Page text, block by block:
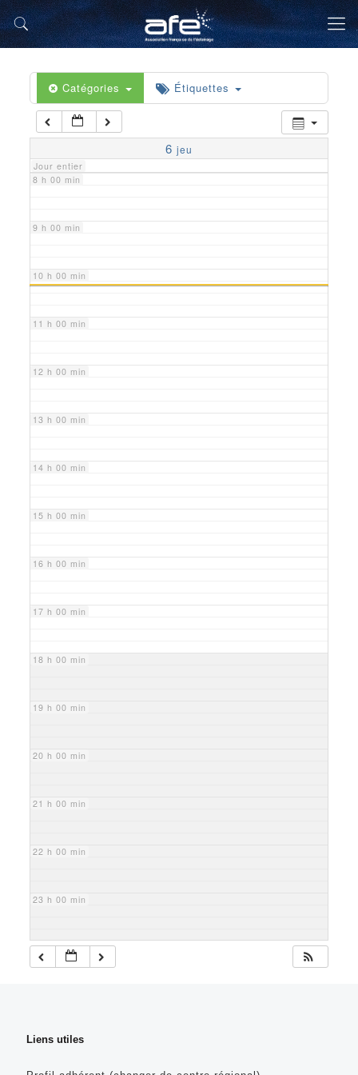
Catégories Étiquettes
6 jeu
Jour entier
5 h 00 min
6 h 00 min
7 h 00 min
8 h 00 min
9 h 00 min
10 h 00 min
11 h 00 min
12 h 00 min
13 h 00 min
14 h 00 min
15 h 00 min
16 h 00 min
17 h 00 min
18 h 00 min
19 h 00 min
20 h 00 min
21 h 00 min
22 h 00 min
23 h 00 min
Liens utiles